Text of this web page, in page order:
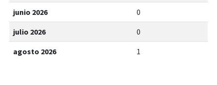
junio 2026 0
julio 2026 0
agosto 2026 1